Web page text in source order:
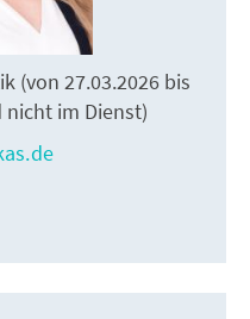
(von 27.03.2026 bis
nicht im Dienst)